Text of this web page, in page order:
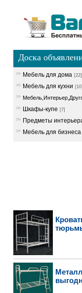
Доска
Мебель для дома [22]
Мебель для кухни [10]
Шкафы-купе [7]
Предметы
Мебель для